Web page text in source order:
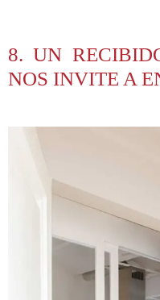
8. UN
NOS INVITE A